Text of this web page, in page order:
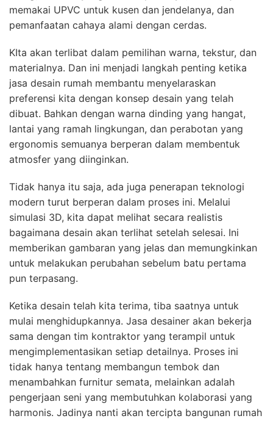
memakai UPVC untuk kusen dan jendelanya, dan
pemanfaatan cahaya alami dengan cerdas.
KIta akan terlibat dalam pemilihan warna, tekstur, dan
materialnya. Dan ini menjadi langkah penting ketika
jasa desain rumah membantu menyelaraskan
preferensi kita dengan konsep desain yang telah
dibuat. Bahkan dengan warna dinding yang hangat,
lantai yang ramah lingkungan, dan perabotan yang
ergonomis semuanya berperan dalam membentuk
atmosfer yang diinginkan.
Tidak hanya itu saja, ada juga penerapan teknologi
modern turut berperan dalam proses ini. Melalui
simulasi 3D, kita dapat melihat secara realistis
bagaimana desain akan terlihat setelah selesai. Ini
memberikan gambaran yang jelas dan memungkinkan
untuk melakukan perubahan sebelum batu pertama
pun terpasang.
Ketika desain telah kita terima, tiba saatnya untuk
mulai menghidupkannya. Jasa desainer akan bekerja
sama dengan tim kontraktor yang terampil untuk
mengimplementasikan setiap detailnya. Proses ini
tidak hanya tentang membangun tembok dan
menambahkan furnitur semata, melainkan adalah
pengerjaan seni yang membutuhkan kolaborasi yang
harmonis. Jadinya nanti akan tercipta bangunan rumah